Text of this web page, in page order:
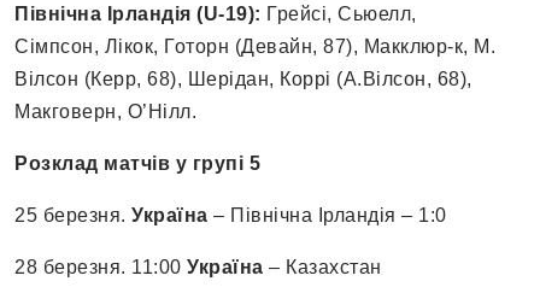
Північна Ірландія (U-19): Грейсі, Сьюелл,
Сімпсон, Лікок, Готорн (Девайн, 87), Макклюр-к, М.
Вілсон (Керр, 68), Шерідан, Коррі (А.Вілсон, 68),
Макговерн, О’Нілл.
Розклад матчів у групі 5
25 березня. Україна – Північна Ірландія – 1:0
28 березня. 11:00 Україна – Казахстан